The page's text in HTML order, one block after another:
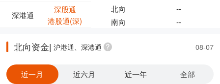
深港通
深股通
港股通(深)
北向
--
南向
--
北向资金| 沪港通、深港通 08-07
近一月 近六月 近一年 全部